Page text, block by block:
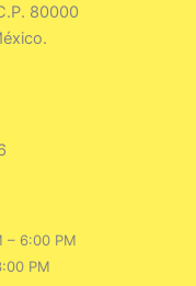
80000
– 6:00 PM
PM